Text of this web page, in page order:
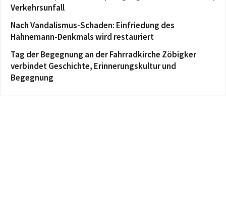
Verkehrsunfall
Nach Vandalismus-Schaden: Einfriedung des
Hahnemann-Denkmals wird restauriert
Tag der Begegnung an der Fahrradkirche Zöbigker
verbindet Geschichte, Erinnerungskultur und
Begegnung